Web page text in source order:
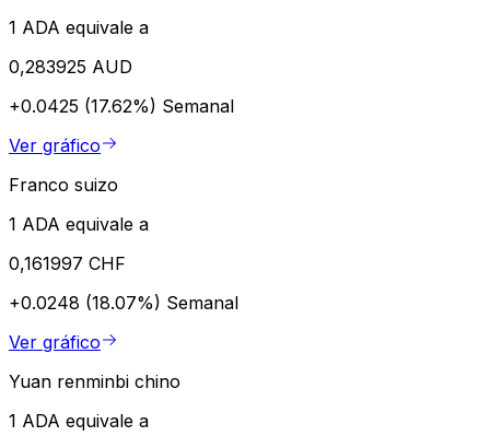
1 ADA equivale a
0,283925 AUD
+0.0425 (17.62%) Semanal
Ver gráfico
Franco suizo
1 ADA equivale a
0,161997 CHF
+0.0248 (18.07%) Semanal
Ver gráfico
Yuan renminbi chino
1 ADA equivale a